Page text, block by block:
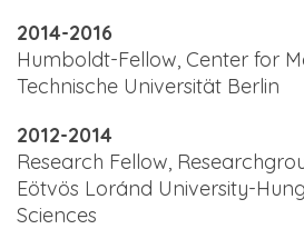
2014-2016
Humboldt-Fellow, Center for
Technische Universität Berlin
2012-2014
Research Fellow,
Eötvös Loránd University-
Sciences